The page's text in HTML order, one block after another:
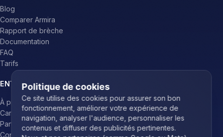
Blog
Comparer Armira
Rapport de brèche
Documentation
FAQ
Tarifs
ENTREPRISE
À propos
Carrières
Partenaires
Contact
Politique de cookies
Ce site utilise des cookies pour assurer son bon
fonctionnement, améliorer votre expérience de
navigation, analyser l'audience, personnaliser les
contenus et diffuser des publicités pertinentes.